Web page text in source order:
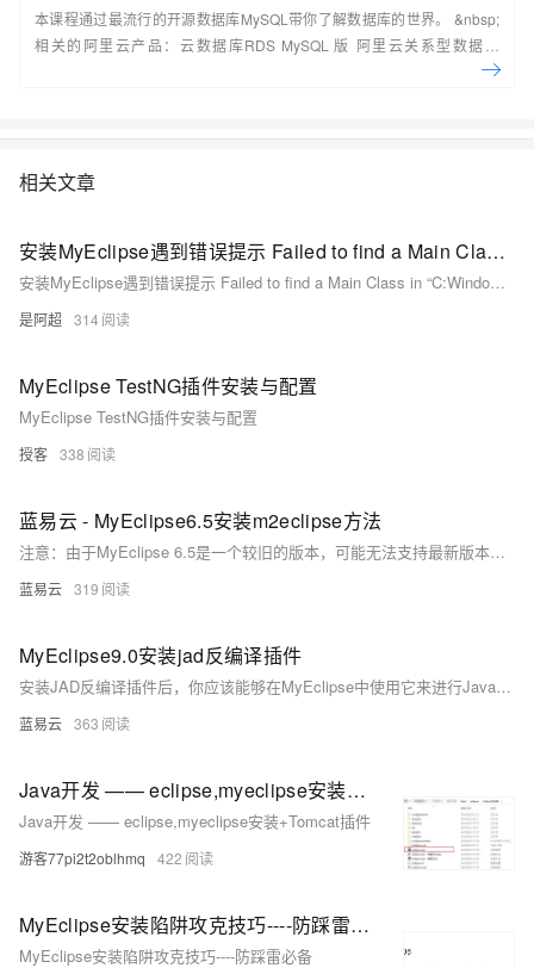
本课程通过最流行的开源数据库MySQL带你了解数据库的世界。 &nbsp;
相关的阿里云产品：云数据库RDS MySQL 版 阿里云关系型数据库
RDS（Relational Database Service）是一种稳定可靠、可弹性伸缩的在
相关文章
安装MyEclipse遇到错误提示 Failed to find a Main Class in “C:Windows\Temp\“时的解决方案
安装MyEclipse遇到错误提示 Failed to find a Main Class in “C:Windows\Temp\“时的解决方案
是阿超 314
MyEclipse TestNG插件安装与配置
MyEclipse TestNG插件安装与配置
授客 338
蓝易云 - MyEclipse6.5安装m2eclipse方法
注意：由于MyEclipse 6.5是一个较旧的版本，可能无法支持最新版本的m2eclipse插件，因此在下载时，请尽量选择与MyEclipse 6.5兼容的m2eclipse版本。
蓝易云 319
MyEclipse9.0安装jad反编译插件
安装JAD反编译插件后，你应该能够在MyEclipse中使用它来进行Java代码的反编译操作。请注意，插件的具体安装步骤可能因版本和网络环境而有所不同。在安装插件前，最好备份你的工作空间或项目以防万一。 买CN2云服务器，免备案服务器，高防服务器，就选蓝易云。百度搜索：蓝易云
蓝易云 363
Java开发 —— eclipse,myeclipse安装+Tomcat插件
Java开发 —— eclipse,myeclipse安装+Tomcat插件
游客77pi2t2oblhmq 422
MyEclipse安装陷阱攻克技巧----防踩雷必备
MyEclipse安装陷阱攻克技巧----防踩雷必备